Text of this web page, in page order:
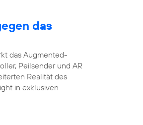
das
das Augmented-
Peilsender und AR
Realität des
in exklusiven